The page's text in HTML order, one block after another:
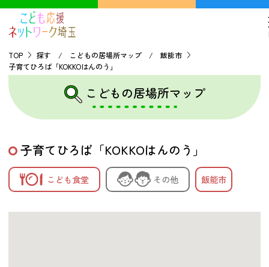
TOP
こどもの貧困について
探す
こどもの居場所マップ
TOP
探す / こどもの居場所マップ / 飯能市
子育てひろば「KOKKOはんのう」
こどもの居場所マップ
子育てひろば「KOKKOはんのう」
こども食堂 その他 飯能市